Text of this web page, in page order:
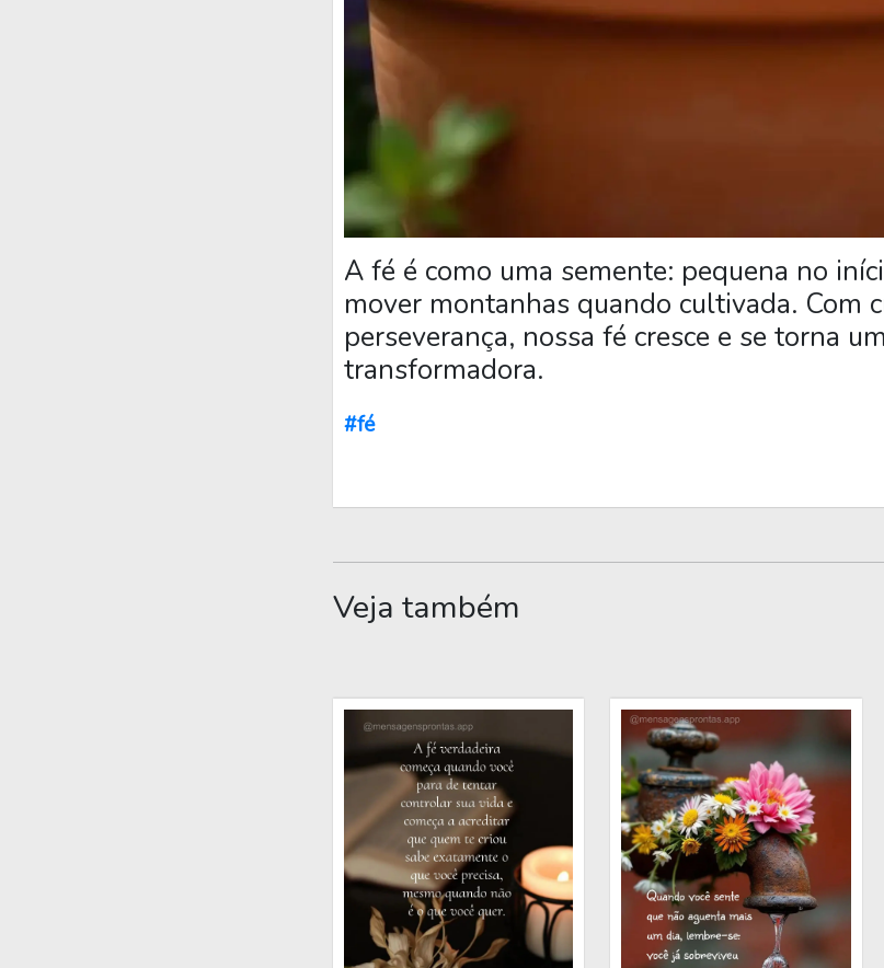
A fé é como uma semente: pequena no
mover montanhas quando cultivada. Com
perseverança, nossa fé cresce e se torna
transformadora.
#fé
Veja também